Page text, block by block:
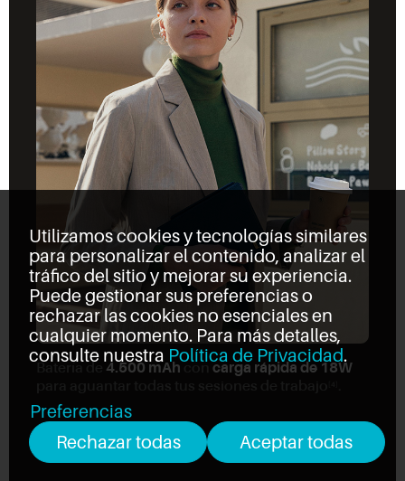
4.500 mAh
carga rápida de 18W
Utilizamos cookies y tecnologías similares
para personalizar el contenido, analizar el
tráfico del sitio y mejorar su experiencia.
Puede gestionar sus preferencias o
rechazar las cookies no esenciales en
cualquier momento. Para más detalles,
consulte nuestra Política de Privacidad.
Preferencias
Rechazar todas
Aceptar todas